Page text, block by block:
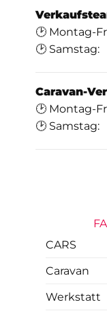
🕑 Montag-
🕑
Caravan-
🕑 Montag-
🕑
CARS
Caravan
Werkstatt